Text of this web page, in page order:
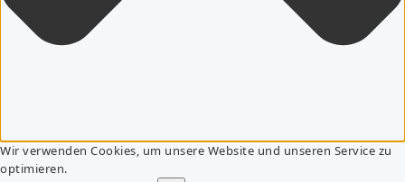
Wir verwenden Cookies, um unsere Website und unseren Service zu
optimieren.